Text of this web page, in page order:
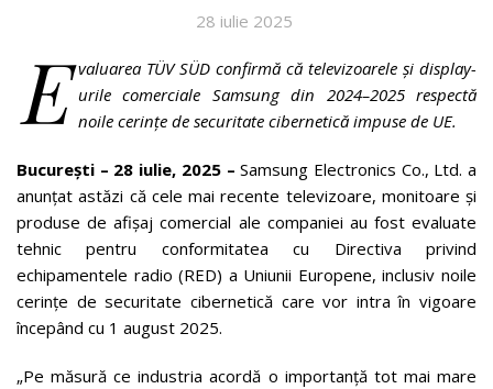
28 iulie 2025
E valuarea TÜV SÜD confirmă că televizoarele și display-
urile comerciale Samsung din 2024–2025 respectă
noile cerințe de securitate cibernetică impuse de UE.
București – 28 iulie, 2025 –Samsung Electronics Co., Ltd. a
anunțat astăzi că cele mai recente televizoare, monitoare și
produse de afișaj comercial ale companiei au fost evaluate
tehnic pentru conformitatea cu Directiva privind
echipamentele radio (RED) a Uniunii Europene, inclusiv noile
cerințe de securitate cibernetică care vor intra în vigoare
începând cu 1 august 2025.
„Pe măsură ce industria acordă o importanță tot mai mare